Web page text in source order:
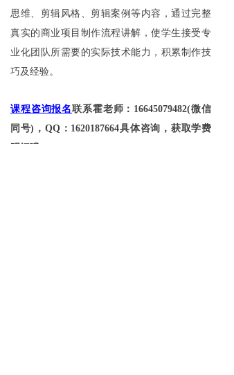
思维、剪辑风格、剪辑案例等内容，通过完整
真实的商业项目制作流程讲解，使学生接受专
业化团队所需要的实际技术能力，积累制作技
巧及经验。
课程咨询报名联系霍老师：16645079482(微信
同号)，QQ：1620187664具体咨询，获取学费